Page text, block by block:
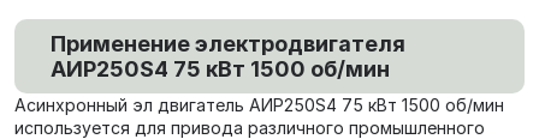
Применение электродвигателя
АИР250S4 75 кВт 1500 об/мин
Асинхронный эл двигатель АИР250S4 75 кВт 1500 об/мин
используется для привода различного промышленного